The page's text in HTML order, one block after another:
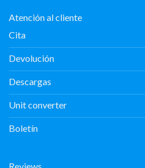
Atención al cliente
Cita
Devolución
Descargas
Unit converter
Boletín